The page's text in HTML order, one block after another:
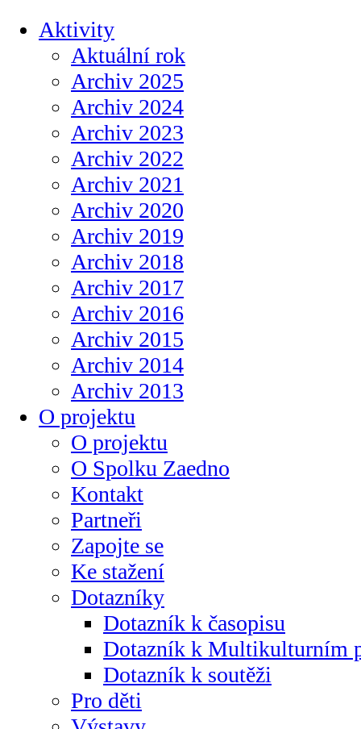
Aktivity
Aktuální rok
Archiv 2025
Archiv 2024
Archiv 2023
Archiv 2022
Archiv 2021
Archiv 2020
Archiv 2019
Archiv 2018
Archiv 2017
Archiv 2016
Archiv 2015
Archiv 2014
Archiv 2013
O projektu
O projektu
O Spolku Zaedno
Kontakt
Partneři
Zapojte se
Ke stažení
Dotazníky
Dotazník k časopisu
Dotazník k Multikulturním
Dotazník k soutěži
Pro děti